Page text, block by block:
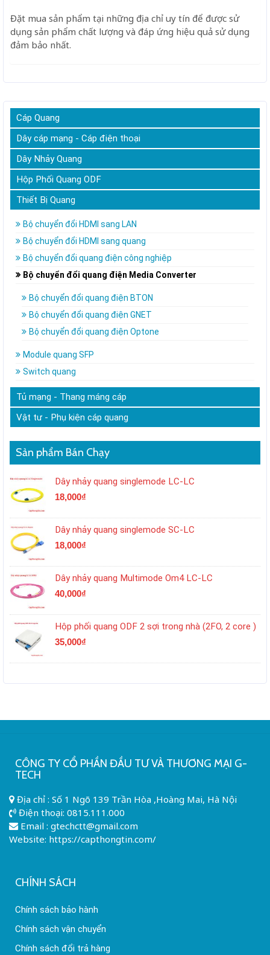
Đặt mua sản phẩm tại những địa chỉ uy tín để được sử
dụng sản phẩm chất lượng và đáp ứng hiệu quả sử dụng
đảm bảo nhất.
Cáp Quang
Dây cáp mạng - Cáp điện thoại
Dây Nhảy Quang
Hộp Phối Quang ODF
Thiết Bị Quang
Bộ chuyển đổi HDMI sang LAN
Bộ chuyển đổi HDMI sang quang
Bộ chuyển đổi quang điện công nghiệp
Bộ chuyển đổi quang điện Media Converter
Bộ chuyển đổi quang điện BTON
Bộ chuyển đổi quang điện GNET
Bộ chuyển đổi quang điện Optone
Module quang SFP
Switch quang
Tủ mạng - Thang máng cáp
Vật tư - Phụ kiện cáp quang
Sản phẩm Bán Chạy
Dây nhảy quang singlemode LC-LC
18,000₫
Dây nhảy quang singlemode SC-LC
18,000₫
Dây nhảy quang Multimode Om4 LC-LC
40,000₫
Hộp phối quang ODF 2 sợi trong nhà (2FO, 2 core )
35,000₫
CÔNG TY CỔ PHẦN ĐẦU TƯ VÀ THƯƠNG MẠI G-
TECH
Địa chỉ : Số 1 Ngõ 139 Trần Hòa ,Hoàng Mai, Hà Nội
Điện thoại: 0815.111.000
Email : gtechctt@gmail.com
Website: https://capthongtin.com/
CHÍNH SÁCH
Chính sách bảo hành
Chính sách vận chuyển
Chính sách đổi trả hàng